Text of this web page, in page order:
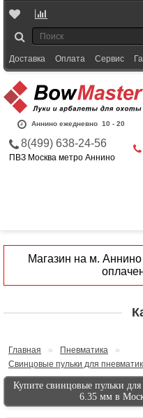
Доставка Оплата Сервис
Аннино ежедневно 10 - 20
8(499) 638-24-56
ПВЗ Москва метро Аннино
Магазин на м.
Главная » Пневматика
»
Свинцовые пульки для
Купите cвинцовые пульки
6.35 мм в